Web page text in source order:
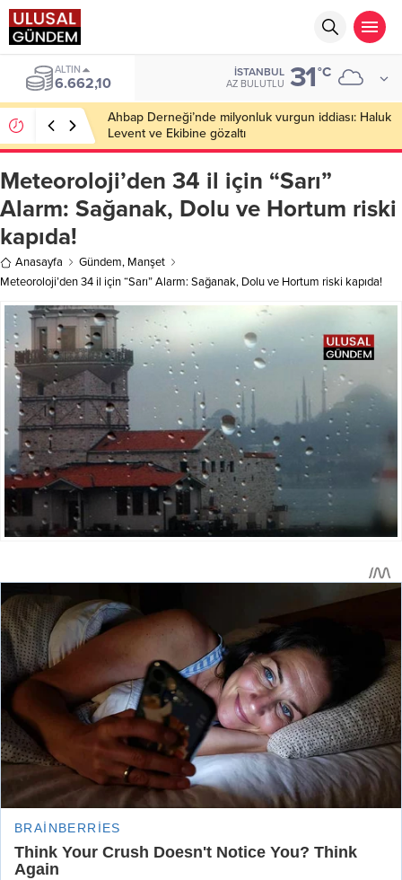
ALTIN
6.662,10
İSTANBUL
AZ BULUTLU 31°C
Ahbap Derneği’nde milyonluk vurgun iddiası: Haluk
Levent ve Ekibine gözaltı
Meteoroloji’den 34 il için “Sarı”
Alarm: Sağanak, Dolu ve Hortum riski
kapıda!
Anasayfa Gündem, Manşet
Meteoroloji’den 34 il için “Sarı” Alarm: Sağanak, Dolu ve Hortum riski kapıda!